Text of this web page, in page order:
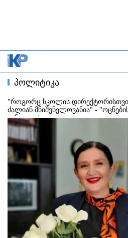
პოლიტიკა
"როგორც სკოლის
ძალიან მნიშვნელოვანია" -
კანდიდატი